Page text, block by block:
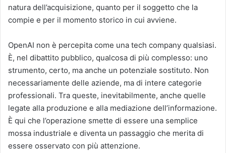
natura dell’acquisizione, quanto per il soggetto che la
compie e per il momento storico in cui avviene.
OpenAI non è percepita come una tech company qualsiasi.
È, nel dibattito pubblico, qualcosa di più complesso: uno
strumento, certo, ma anche un potenziale sostituto. Non
necessariamente delle aziende, ma di intere categorie
professionali. Tra queste, inevitabilmente, anche quelle
legate alla produzione e alla mediazione dell’informazione.
È qui che l’operazione smette di essere una semplice
mossa industriale e diventa un passaggio che merita di
essere osservato con più attenzione.